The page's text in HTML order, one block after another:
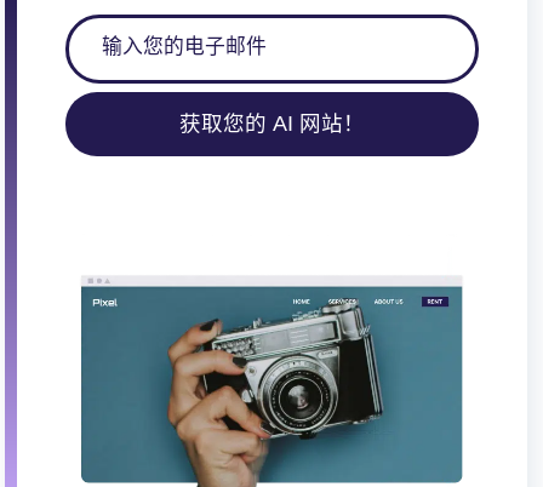
获取您的 AI 网站！